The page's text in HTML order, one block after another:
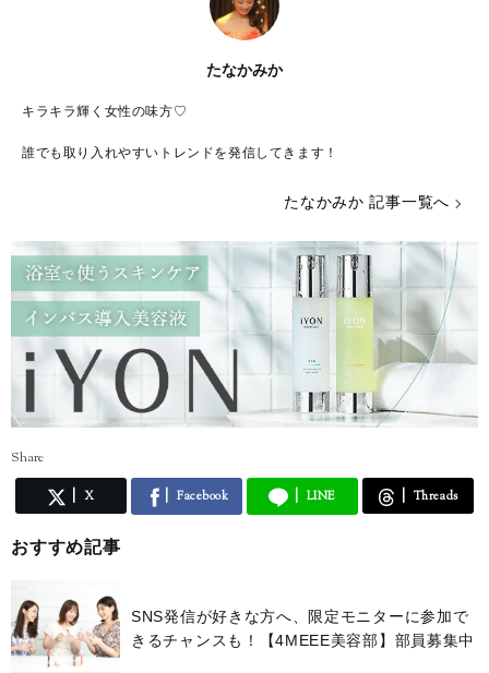
たなかみか
キラキラ輝く女性の味方♡
誰でも取り入れやすいトレンドを発信してきます！
たなかみか 記事一覧へ
Share
X Facebook LINE Threads
おすすめ記事
SNS発信が好きな方へ、限定モニターに参加で
きるチャンスも！【4MEEE美容部】部員募集中